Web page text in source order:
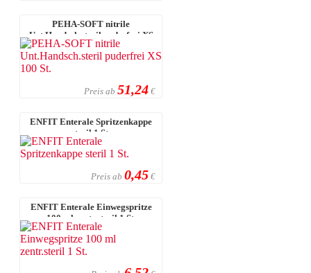
PEHA-SOFT nitrile
Unt.Handsch.steril puderfrei XS
100 St.
Preis ab 51,24 €
ENFIT Enterale Spritzenkappe
steril 1 St.
Preis ab 0,45 €
ENFIT Enterale Einwegspritze
100 ml zentr.steril 1 St.